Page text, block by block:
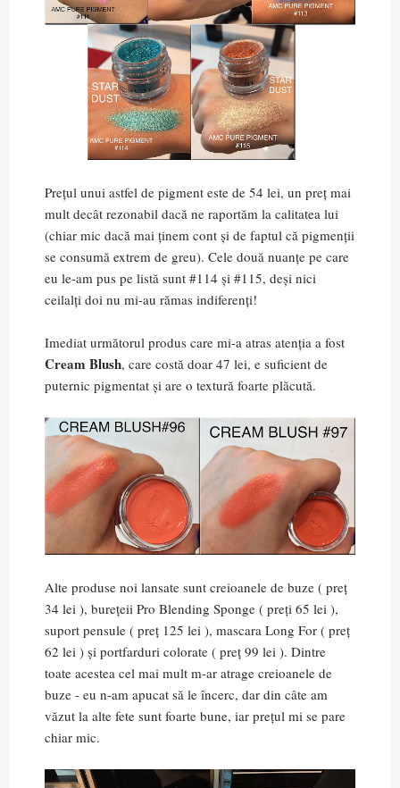
Prețul unui astfel de pigment este de 54 lei, un preț mai
mult decât rezonabil dacă ne raportăm la calitatea lui
(chiar mic dacă mai ținem cont și de faptul că pigmenții
se consumă extrem de greu). Cele două nuanțe pe care
eu le-am pus pe listă sunt #114 și #115, deși nici
ceilalți doi nu mi-au rămas indiferenți!
Imediat următorul produs care mi-a atras atenția a fost
Cream Blush, care costă doar 47 lei, e suficient de
puternic pigmentat și are o textură foarte plăcută.
Alte produse noi lansate sunt creioanele de buze ( preț
34 lei ), burețeii Pro Blending Sponge ( preți 65 lei ),
suport pensule ( preț 125 lei ), mascara Long For ( preț
62 lei ) și portfarduri colorate ( preț 99 lei ). Dintre
toate acestea cel mai mult m-ar atrage creioanele de
buze - eu n-am apucat să le încerc, dar din câte am
văzut la alte fete sunt foarte bune, iar prețul mi se pare
chiar mic.